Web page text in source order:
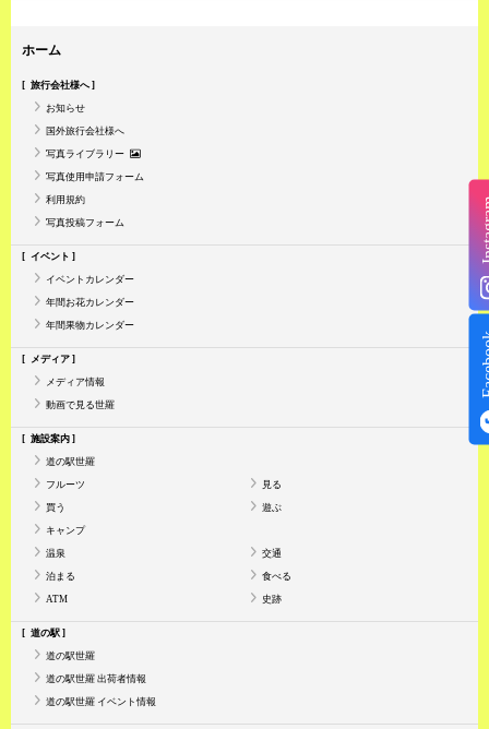
ホーム
旅行会社様へ
お知らせ
国外旅行会社様へ
写真ライブラリー
写真使用申請フォーム
利用規約
写真投稿フォーム
イベント
イベントカレンダー
年間お花カレンダー
年間果物カレンダー
メディア
メディア情報
動画で見る世羅
施設案内
道の駅世羅
フルーツ 見る
買う 遊ぶ
キャンプ
温泉 交通
泊まる 食べる
ATM 史跡
道の駅
道の駅世羅
道の駅世羅 出荷者情報
道の駅世羅 イベント情報